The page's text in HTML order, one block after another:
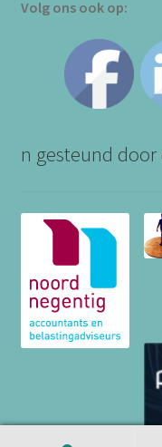
Volg ons ook op:
n gesteund